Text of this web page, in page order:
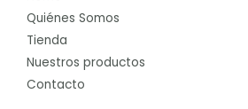
Quiénes Somos
Tienda
Nuestros productos
Contacto